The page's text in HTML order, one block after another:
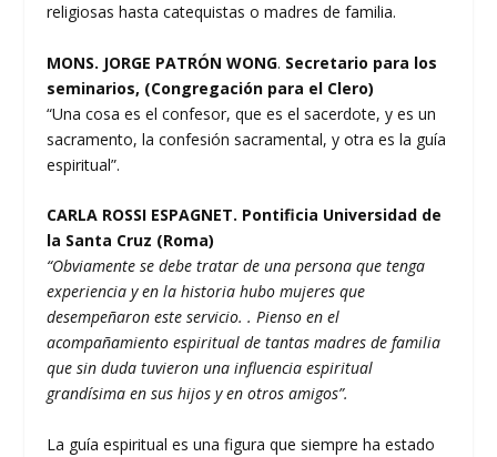
religiosas hasta catequistas o madres de familia.
MONS. JORGE PATRÓN WONG. Secretario para los
seminarios, (Congregación para el Clero)
“Una cosa es el confesor, que es el sacerdote, y es un
sacramento, la confesión sacramental, y otra es la guía
espiritual”.
CARLA ROSSI ESPAGNET. Pontificia Universidad de
la Santa Cruz (Roma)
“Obviamente se debe tratar de una persona que tenga
experiencia y en la historia hubo mujeres que
desempeñaron este servicio. . Pienso en el
acompañamiento espiritual de tantas madres de familia
que sin duda tuvieron una influencia espiritual
grandísima en sus hijos y en otros amigos”.
La guía espiritual es una figura que siempre ha estado